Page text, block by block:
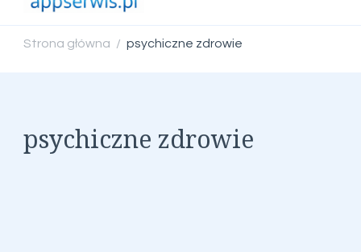
Strona główna / psychiczne zdrowie
psychiczne zdrowie